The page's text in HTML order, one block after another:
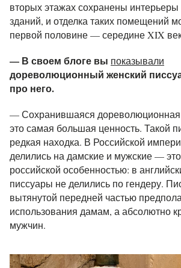
вторых этажах сохранены
зданий, и отделка таких помещений
первой половине — середине XIX
— В своем блоге вы показывали
дореволюционный женский
про него.
— Сохранившаяся
это самая большая ценность. Такой
редкая находка. В Российской
делились на дамские и мужские —
российской особенностью: в
писсуары не делились по гендеру.
вытянутой передней частью
использования дамам, а абсолютно
мужчин.